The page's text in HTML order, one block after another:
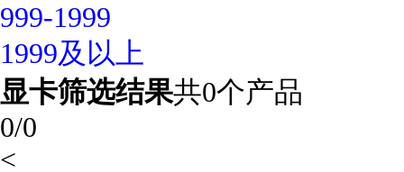
999-1999
1999及以上
显卡筛选结果共0个产品
0/0
<